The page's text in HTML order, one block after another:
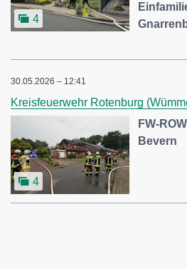
4
30.05.2026 – 12:41
Kreisfeuerwehr Rotenburg
4
FW-
Bevern